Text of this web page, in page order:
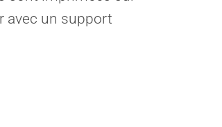
avec un support